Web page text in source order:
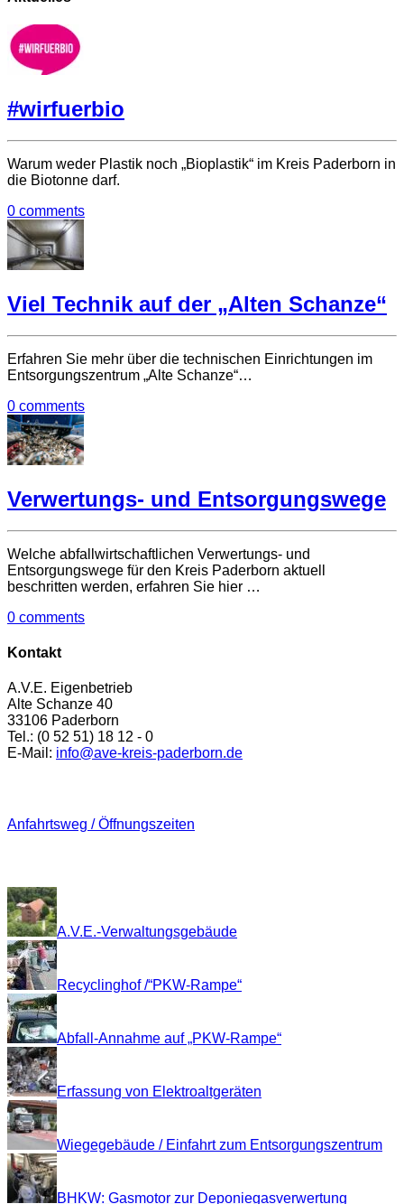
#wirfuerbio
Warum weder Plastik noch „Bioplastik“ im Kreis Paderborn in
die Biotonne darf.
0 comments
Viel Technik auf der „Alten Schanze“
Erfahren Sie mehr über die technischen Einrichtungen im
Entsorgungszentrum „Alte Schanze“…
0 comments
Verwertungs- und Entsorgungswege
Welche abfallwirtschaftlichen Verwertungs- und
Entsorgungswege für den Kreis Paderborn aktuell
beschritten werden, erfahren Sie hier …
0 comments
Kontakt
A.V.E. Eigenbetrieb
Alte Schanze 40
33106 Paderborn
Tel.: (0 52 51) 18 12 - 0
E-Mail: info@ave-kreis-paderborn.de
Anfahrtsweg / Öffnungszeiten
A.V.E.-Verwaltungsgebäude
Recyclinghof /“PKW-Rampe“
Abfall-Annahme auf „PKW-Rampe“
Erfassung von Elektroaltgeräten
Wiegegebäude / Einfahrt zum Entsorgungszentrum
BHKW: Gasmotor zur Deponiegasverwertung